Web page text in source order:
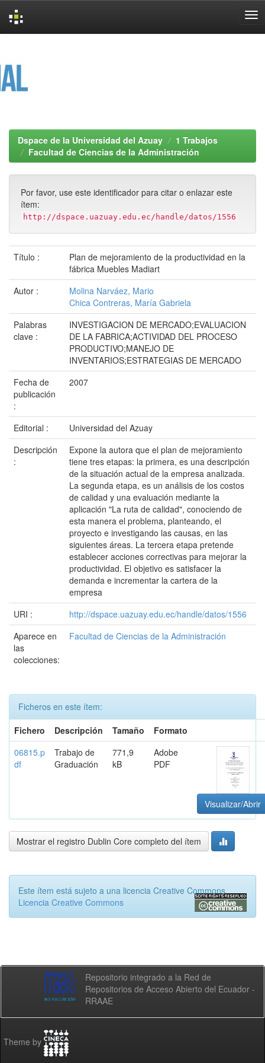
Dspace de la Universidad del Azuay
1 Trabajos
Facultad de Ciencias de la Administración
Por favor, use este identificador para citar o enlazar este
ítem:
http://dspace.uazuay.edu.ec/handle/datos/1556
Título :
Plan de mejoramiento de la productividad en la
fábrica Muebles Madiart
Autor :
Molina Narváez, Mario
Chica Contreras, María Gabriela
Palabras
clave :
INVESTIGACION DE MERCADO;EVALUACION
DE LA FABRICA;ACTIVIDAD DEL PROCESO
PRODUCTIVO;MANEJO DE
INVENTARIOS;ESTRATEGIAS DE MERCADO
Fecha de
publicación
:
2007
Editorial :
Universidad del Azuay
Descripción
:
Expone la autora que el plan de mejoramiento
tiene tres etapas: la primera, es una descripción
de la situación actual de la empresa analizada.
La segunda etapa, es un análisis de los costos
de calidad y una evaluación mediante la
aplicación "La ruta de calidad", conociendo de
esta manera el problema, planteando, el
proyecto e investigando las causas, en las
siguientes áreas. La tercera etapa pretende
establecer acciones correctivas para mejorar la
productividad. El objetivo es satisfacer la
demanda e incrementar la cartera de la
empresa
URI :
http://dspace.uazuay.edu.ec/handle/datos/1556
Aparece en
las
colecciones:
Facultad de Ciencias de la Administración
Ficheros en este ítem:
Fichero
Descripción Tamaño
Formato
06815.p
df
Trabajo de
Graduación
771,9
kB
Adobe
PDF
Visualizar/Abrir
Mostrar el registro Dublin Core completo del ítem
Este ítem está sujeto a una licencia Creative Commons
Licencia Creative Commons
Repositorio integrado a la Red de
Repositorios de Acceso Abierto del Ecuador -
RRAAE
Theme by